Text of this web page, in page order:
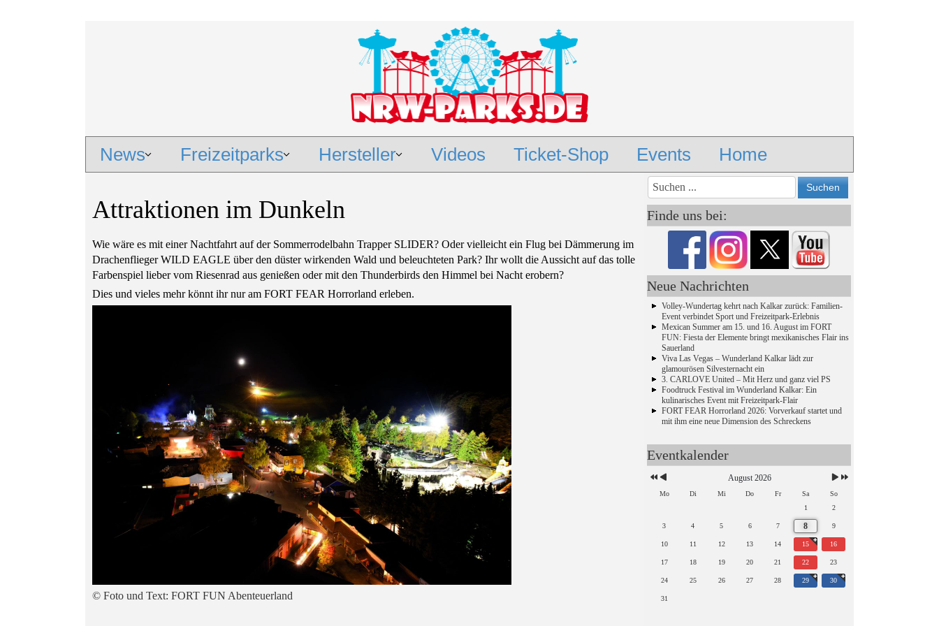
News Freizeitparks Hersteller Videos Ticket-Shop Events Home
Attraktionen im Dunkeln
Wie wäre es mit einer Nachtfahrt auf der Sommerrodelbahn Trapper SLIDER? Oder vielleicht ein Flug bei Dämmerung im
Drachenflieger WILD EAGLE über den düster wirkenden Wald und beleuchteten Park? Ihr wollt die Aussicht auf das tolle
Farbenspiel lieber vom Riesenrad aus genießen oder mit den Thunderbirds den Himmel bei Nacht erobern?
Dies und vieles mehr könnt ihr nur am FORT FEAR Horrorland erleben.
© Foto und Text: FORT FUN Abenteuerland
Finde uns bei:
Neue Nachrichten
Volley-Wundertag kehrt nach Kalkar zurück: Familien-
Event verbindet Sport und Freizeitpark-Erlebnis
Mexican Summer am 15. und 16. August im FORT
FUN: Fiesta der Elemente bringt mexikanisches Flair ins
Sauerland
Viva Las Vegas – Wunderland Kalkar lädt zur
glamourösen Silvesternacht ein
3. CARLOVE United – Mit Herz und ganz viel PS
Foodtruck Festival im Wunderland Kalkar: Ein
kulinarisches Event mit Freizeitpark-Flair
FORT FEAR Horrorland 2026: Vorverkauf startet und
mit ihm eine neue Dimension des Schreckens
Eventkalender
Vorheriges
Jahr
Vorheriger
Monat
Nächstes
Jahr
Nächstes
Monat
August 2026
Mo Di Mi Do Fr Sa
So
1
2
3 4 5 6 7 8 9
10 11 12 13 14 15 16
17 18 19 20 21 22 23
24 25 26 27 28 29 30
31